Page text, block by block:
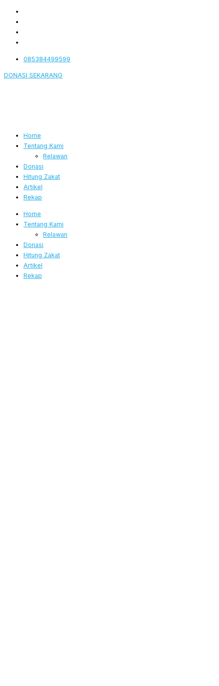
konten
085384499599
DONASI SEKARANG
Home
Tentang Kami
Relawan
Donasi
Hitung Zakat
Artikel
Rekap
Home
Tentang Kami
Relawan
Donasi
Hitung Zakat
Artikel
Rekap